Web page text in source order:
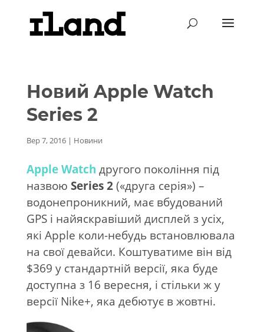
Новий Apple Watch
Series 2
Вер 7, 2016| Новини
Apple Watch другого покоління під
назвою Series 2(«друга серія») –
водонепроникний, має вбудований
GPS і найяскравіший дисплей з усіх,
які Apple коли-небудь встановлювала
на свої девайси. Коштуватиме він від
$369 у стандартній версії, яка буде
доступна з 16 вересня, і стільки ж у
версії Nike+, яка дебютує в жовтні.